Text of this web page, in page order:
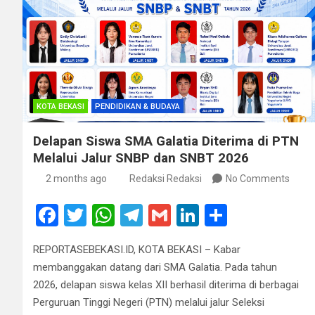
KOTA BEKASI PENDIDIKAN & BUDAYA
Delapan Siswa SMA Galatia Diterima di PTN
Melalui Jalur SNBP dan SNBT 2026
2 months ago Redaksi Redaksi No Comments
F
ce
b
o
T
tt
er
W
at
s
A
T
e
gr
a
G
ail
Li
ke
dI
n
ar
e
REPORTASEBEKASI.ID, KOTA BEKASI – Kabar
membanggakan datang dari SMA Galatia. Pada tahun
2026, delapan siswa kelas XII berhasil diterima di berbagai
Perguruan Tinggi Negeri (PTN) melalui jalur Seleksi